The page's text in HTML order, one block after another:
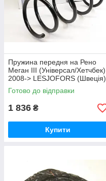
Пружина передня на Рено
Меган III (Універсал/Хетчбек)
2008-> LESJOFORS (Швеція)
4072985
Готово до відправки
1 836 ₴
Купити